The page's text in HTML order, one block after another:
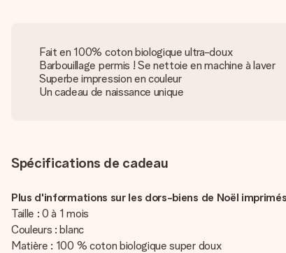
Fait en 100% coton biologique ultra-doux
Barbouillage permis ! Se nettoie en machine à laver
Superbe impression en couleur
Un cadeau de naissance unique
Spécifications de cadeau
Plus d'informations sur les dors-biens de Noël
Taille : 0 à 1 mois
Couleurs : blanc
Matière : 100 % coton biologique super doux